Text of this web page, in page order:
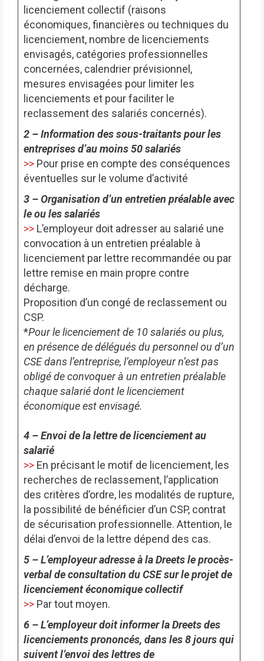
licenciement collectif (raisons
économiques, financières ou techniques du
licenciement, nombre de licenciements
envisagés, catégories professionnelles
concernées, calendrier prévisionnel,
mesures envisagées pour limiter les
licenciements et pour faciliter le
reclassement des salariés concernés).
2 – Information des sous-traitants pour les
entreprises d’au moins 50 salariés
>> Pour prise en compte des conséquences
éventuelles sur le volume d’activité
3 – Organisation d’un entretien préalable avec
le ou les salariés
>> L’employeur doit adresser au salarié une
convocation à un entretien préalable à
licenciement par lettre recommandée ou par
lettre remise en main propre contre
décharge.
Proposition d’un congé de reclassement ou
CSP.
*Pour le licenciement de 10 salariés ou plus,
en présence de délégués du personnel ou d’un
CSE dans l’entreprise, l’employeur n’est pas
obligé de convoquer à un entretien préalable
chaque salarié dont le licenciement
économique est envisagé.
4 – Envoi de la lettre de licenciement au
salarié
>> En précisant le motif de licenciement, les
recherches de reclassement, l’application
des critères d’ordre, les modalités de rupture,
la possibilité de bénéficier d’un CSP, contrat
de sécurisation professionnelle. Attention, le
délai d’envoi de la lettre dépend des cas.
5 – L’employeur adresse à la Dreets le procès-
verbal de consultation du CSE sur le projet de
licenciement économique collectif
>> Par tout moyen.
6 – L’employeur doit informer la Dreets des
licenciements prononcés, dans les 8 jours qui
suivent l’envoi des lettres de